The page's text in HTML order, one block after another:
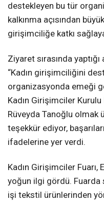
destekleyen bu tür
kalkınma açısından
girişimciliğe katkı
Ziyaret sırasında
“Kadın girişimciliğini
organizasyonda emeği
Kadın Girişimciler Kurulu
Rüveyda Tanoğlu olmak
teşekkür ediyor,
ifadelerine yer verdi.
Kadın Girişimciler
yoğun ilgi gördü. Fuarda
işi tekstil ürünlerinden